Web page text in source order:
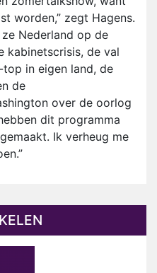
worden,” zegt Hagens.
Nederland op de
kabinetscrisis, de val
in eigen land, de
de
over de oorlog
dit programma
Ik verheug me